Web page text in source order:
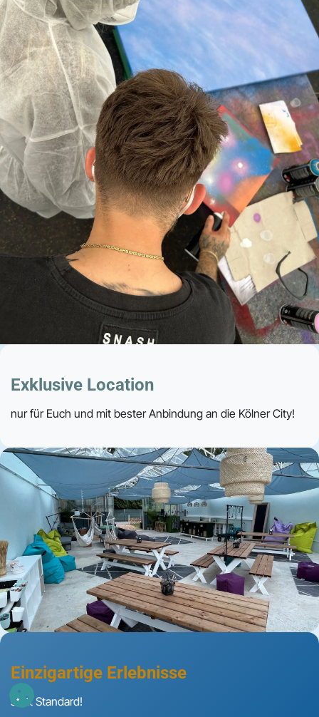
Exklusive Location
nur für Euch und mit bester Anbindung an die Kölner City!
Einzigartige Erlebnisse
statt Standard!